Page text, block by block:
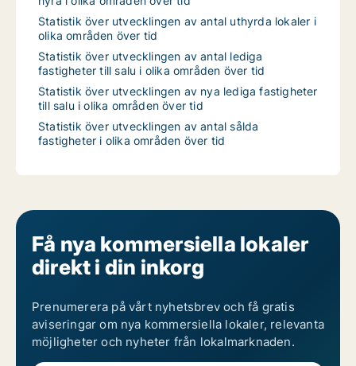
Statistik över utvecklingen av antal uthyrda lokaler i
olika områden över tid
Statistik över utvecklingen av antal lediga
fastigheter till salu i olika områden över tid
Statistik över utvecklingen av nya lediga fastigheter
till salu i olika områden över tid
Statistik över utvecklingen av antal sålda
fastigheter i olika områden över tid
Få nya kommersiella lokaler
direkt i din inkorg
Prenumerera på vårt nyhetsbrev och få gratis
aviseringar om nya kommersiella lokaler, relevanta
möjligheter och nyheter från lokalmarknaden.